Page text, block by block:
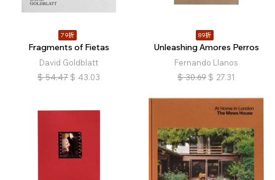
79折
Fragments of Fietas
David Goldblatt
$ 54.47 $ 43.03
89折
Unleashing Amores Perros
Fernando Llanos
$ 30.69 $ 27.31